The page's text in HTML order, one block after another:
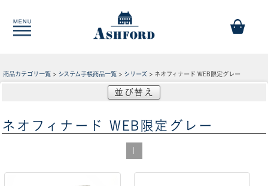
商品カテゴリ一覧 > システム手帳商品一覧 > シリーズ > ネオフィナード WEB限定グレー
並び替え
ネオフィナード WEB限定グレー
1